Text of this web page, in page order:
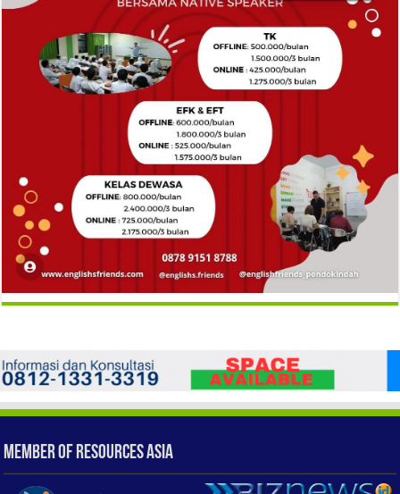
Member of Resources Asia